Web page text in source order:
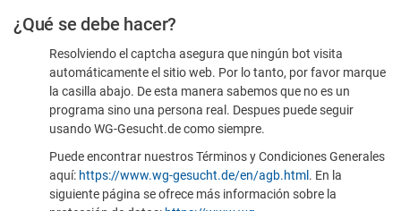
¿Qué se debe hacer?
Resolviendo el captcha asegura que ningún bot visita
automáticamente el sitio web. Por lo tanto, por favor marque
la casilla abajo. De esta manera sabemos que no es un
programa sino una persona real. Despues puede seguir
usando WG-Gesucht.de como siempre.
Puede encontrar nuestros Términos y Condiciones Generales
aquí: https://www.wg-gesucht.de/en/agb.html . En la
siguiente página se ofrece más información sobre la